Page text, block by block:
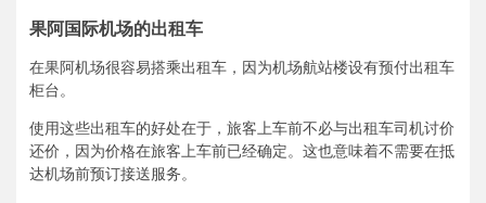
果阿国际机场的出租车
在果阿机场很容易搭乘出租车，因为机场航站楼设有预付出租车
柜台。
使用这些出租车的好处在于，旅客上车前不必与出租车司机讨价
还价，因为价格在旅客上车前已经确定。这也意味着不需要在抵
达机场前预订接送服务。